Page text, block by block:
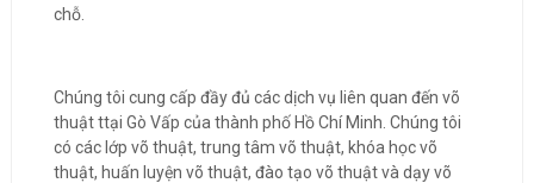
chỗ.
Chúng tôi cung cấp đầy đủ các dịch vụ liên quan đến võ
thuật ttại Gò Vấp của thành phố Hồ Chí Minh. Chúng tôi
có các lớp võ thuật, trung tâm võ thuật, khóa học võ
thuật, huấn luyện võ thuật, đào tạo võ thuật và dạy võ